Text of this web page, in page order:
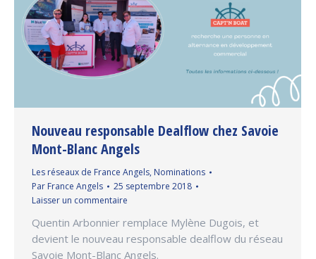
Nouveau responsable Dealflow chez Savoie
Mont-Blanc Angels
Les réseaux de France Angels, Nominations
Par France Angels
25 septembre 2018
Laisser un commentaire
Quentin Arbonnier remplace Mylène Dugois, et
devient le nouveau responsable dealflow du réseau
Savoie Mont-Blanc Angels.